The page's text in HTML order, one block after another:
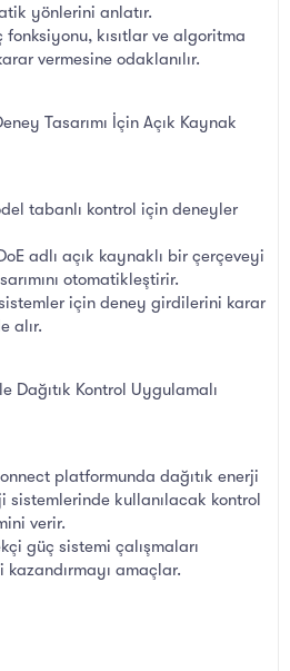
yönlerini anlatır.
fonksiyonu, kısıtlar ve algoritma
vermesine odaklanılır.
Tasarımı İçin Açık Kaynak
tabanlı kontrol için deneyler
adlı açık kaynaklı bir çerçeveyi
otomatikleştirir.
için deney girdilerini karar
alır.
Dağıtık Kontrol Uygulamalı
platformunda dağıtık enerji
sistemlerinde kullanılacak kontrol
verir.
güç sistemi çalışmaları
amaçlar.